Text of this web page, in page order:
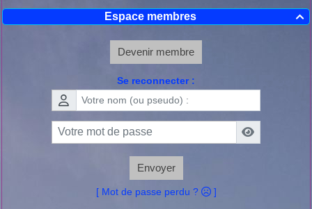

Espace membres
Devenir membre
Se reconnecter :
Envoyer
[ Mot de passe perdu ? ]